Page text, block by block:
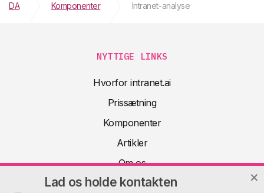
Lad os holde kontakten
DA Komponenter Intranet-analyse
NYTTIGE LINKS
Hvorfor intranet.ai
Prissætning
Komponenter
Artikler
Om os
Teknisk dokumentation